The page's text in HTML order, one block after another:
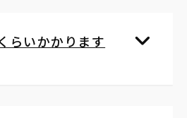
らいかかります